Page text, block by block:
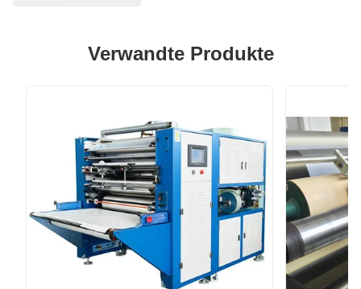
Verwandte Produkte